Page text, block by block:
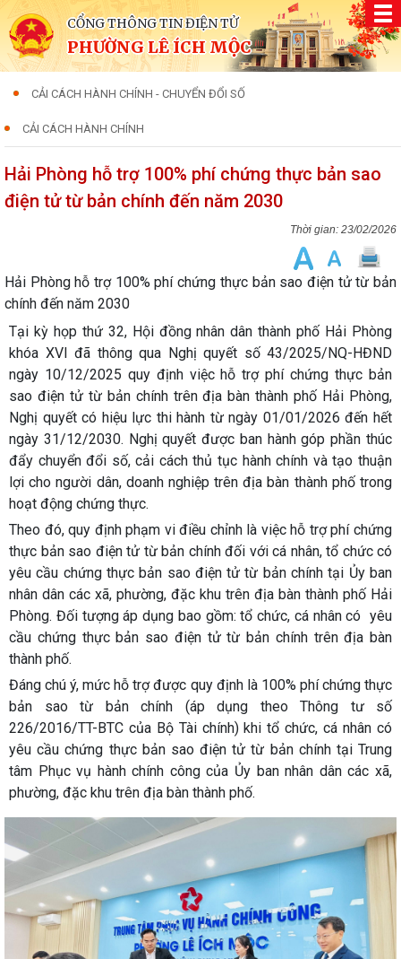
CỔNG THÔNG TIN ĐIỆN TỬ
PHƯỜNG LÊ ÍCH MỘC
CẢI CÁCH HÀNH CHÍNH - CHUYỂN ĐỔI SỐ
CẢI CÁCH HÀNH CHÍNH
Hải Phòng hỗ trợ 100% phí chứng thực bản sao
điện tử từ bản chính đến năm 2030
23/02/2026
Hải Phòng hỗ trợ 100% phí chứng thực bản sao điện tử từ bản
chính đến năm 2030
Tại kỳ họp thứ 32, Hội đồng nhân dân thành phố Hải Phòng
khóa XVI đã thông qua Nghị quyết số 43/2025/NQ-HĐND
ngày 10/12/2025 quy định việc hỗ trợ phí chứng thực bản
sao điện tử từ bản chính trên địa bàn thành phố Hải Phòng,
Nghị quyết có hiệu lực thi hành từ ngày 01/01/2026 đến hết
ngày 31/12/2030. Nghị quyết được ban hành góp phần thúc
đẩy chuyển đổi số, cải cách thủ tục hành chính và tạo thuận
lợi cho người dân, doanh nghiệp trên địa bàn thành phố trong
hoạt động chứng thực.
Theo đó, quy định phạm vi điều chỉnh là việc hỗ trợ phí chứng
thực bản sao điện tử từ bản chính đối với cá nhân, tổ chức có
yêu cầu chứng thực bản sao điện tử từ bản chính tại Ủy ban
nhân dân các xã, phường, đặc khu trên địa bàn thành phố Hải
Phòng. Đối tượng áp dụng bao gồm: tổ chức, cá nhân có yêu
cầu chứng thực bản sao điện tử từ bản chính trên địa bàn
thành phố.
Đáng chú ý, mức hỗ trợ được quy định là 100% phí chứng thực
bản sao từ bản chính (áp dụng theo Thông tư số
226/2016/TT-BTC của Bộ Tài chính) khi tổ chức, cá nhân có
yêu cầu chứng thực bản sao điện tử từ bản chính tại Trung
tâm Phục vụ hành chính công của Ủy ban nhân dân các xã,
phường, đặc khu trên địa bàn thành phố.